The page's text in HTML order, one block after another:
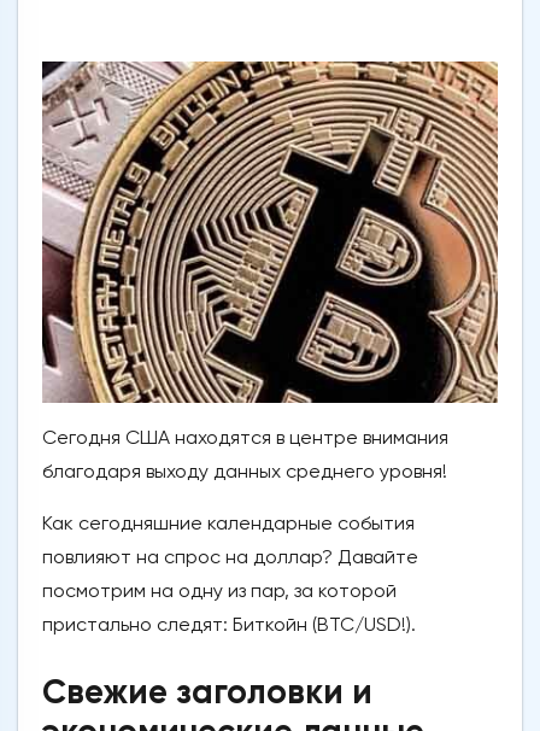
Сегодня США находятся в центре внимания
благодаря выходу данных среднего уровня!
Как сегодняшние календарные события
повлияют на спрос на доллар? Давайте
посмотрим на одну из пар, за которой
пристально следят: Биткойн (BTC/USD!).
Свежие заголовки и